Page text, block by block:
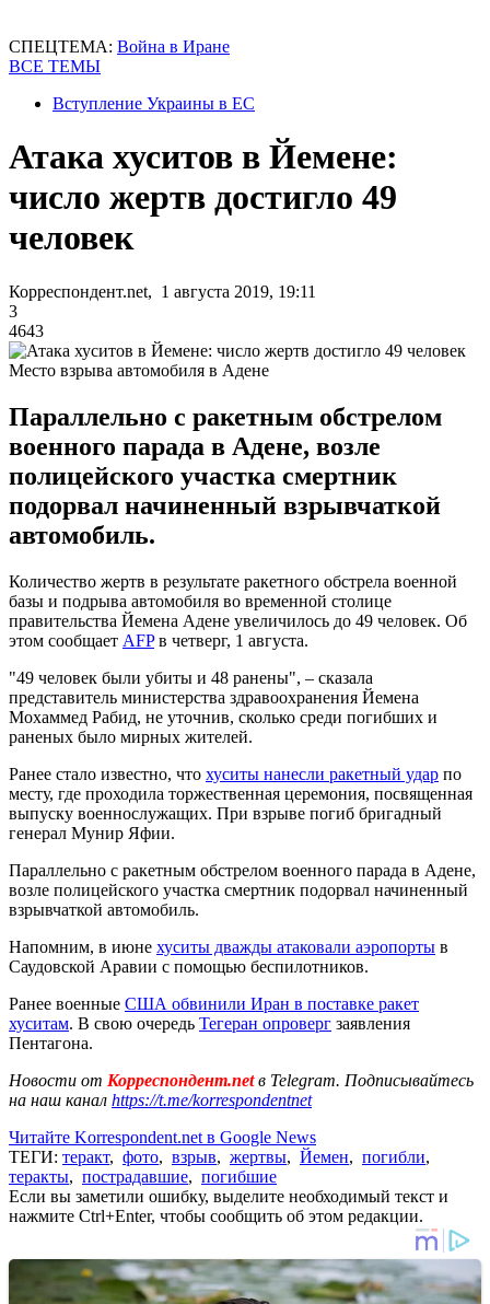
СПЕЦТЕМА: Война в Иране
ВСЕ ТЕМЫ
Вступление Украины в ЕС
Атака хуситов в Йемене:
число жертв достигло 49
человек
Корреспондент.net, 1 августа 2019, 19:11
3
4643
Место взрыва автомобиля в Адене
Параллельно с ракетным обстрелом
военного парада в Адене, возле
полицейского участка смертник
подорвал начиненный взрывчаткой
автомобиль.
Количество жертв в результате ракетного обстрела военной
базы и подрыва автомобиля во временной столице
правительства Йемена Адене увеличилось до 49 человек. Об
этом сообщает AFPв четверг, 1 августа.
"49 человек были убиты и 48 ранены", – сказала
представитель министерства здравоохранения Йемена
Мохаммед Рабид, не уточнив, сколько среди погибших и
раненых было мирных жителей.
Ранее стало известно, что хуситы нанесли ракетный удар по
месту, где проходила торжественная церемония, посвященная
выпуску военнослужащих. При взрыве погиб бригадный
генерал Мунир Яфии.
Параллельно с ракетным обстрелом военного парада в Адене,
возле полицейского участка смертник подорвал начиненный
взрывчаткой автомобиль.
Напомним, в июне хуситы дважды атаковали аэропорты в
Саудовской Аравии с помощью беспилотников.
Ранее военные США обвинили Иран в поставке ракет
хуситам. В свою очередь Тегеран опроверг заявления
Пентагона.
Новости от Корреспондент.netв Telegram. Подписывайтесь
на наш канал https://t.me/korrespondentnet
Читайте Korrespondent.net в Google News
ТЕГИ: теракт, фото, взрыв, жертвы, Йемен, погибли,
теракты, пострадавшие, погибшие
Если вы заметили ошибку, выделите необходимый текст и
нажмите Ctrl+Enter, чтобы сообщить об этом редакции.